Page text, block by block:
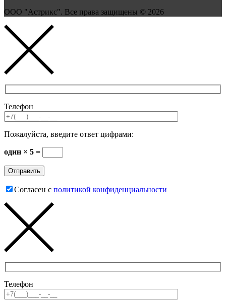
ООО "Астрикс". Все права защищены © 2026
Телефон
Пожалуйста, введите ответ цифрами:
один × 5 =
Согласен с политикой конфиденциальности
Телефон